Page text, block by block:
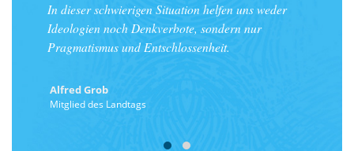
In dieser schwierigen Situation helfen uns weder
Ideologien noch Denkverbote, sondern nur
Pragmatismus und Entschlossenheit.
Alfred Grob
Mitglied des Landtags